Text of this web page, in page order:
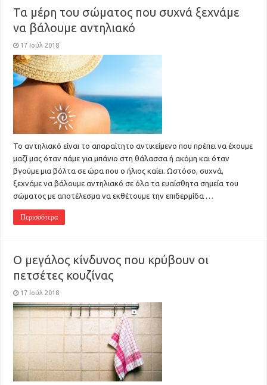
Τα μέρη του σώματος που συχνά ξεχνάμε
να βάλουμε αντηλιακό
17 Ιούλ 2018
Το αντηλιακό είναι το απαραίτητο αντικείμενο που πρέπει να έχουμε
μαζί μας όταν πάμε για μπάνιο στη θάλασσα ή ακόμη και όταν
βγούμε μια βόλτα σε ώρα που ο ήλιος καίει. Ωστόσο, συχνά,
ξεχνάμε να βάλουμε αντηλιακό σε όλα τα ευαίσθητα σημεία του
σώματος με αποτέλεσμα να εκθέτουμε την επιδερμίδα …
Περισσότερα
Ο μεγάλος κίνδυνος που κρύβουν οι
πετσέτες κουζίνας
17 Ιούλ 2018